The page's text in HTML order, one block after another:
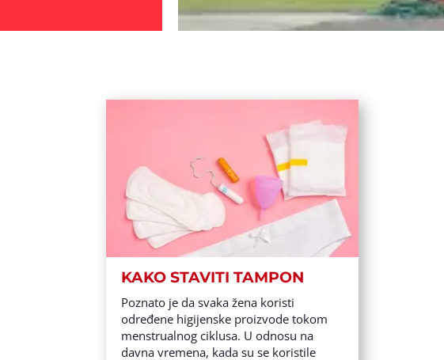
KAKO STAVITI TAMPON
Poznato je da svaka žena koristi
određene higijenske proizvode tokom
menstrualnog ciklusa. U odnosu na
davna vremena, kada su se koristile